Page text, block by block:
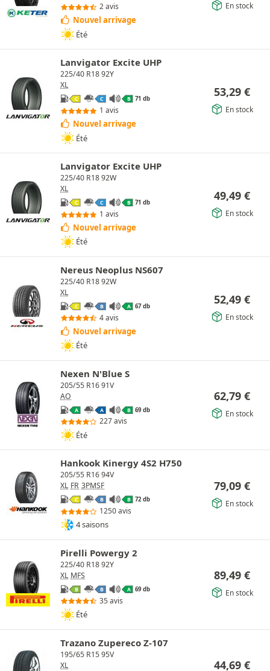
2 avis
Nouvel arrivage
Été
En stock
Lanvigator Excite UHP
225/40 R18 92Y
XL
C C B 71 db
1 avis
Nouvel arrivage
Été
53,29 €
En stock
Lanvigator Excite UHP
225/40 R18 92W
XL
C C B 71 db
1 avis
Nouvel arrivage
Été
49,49 €
En stock
Nereus Neoplus NS607
225/40 R18 92W
XL
C B A 67 db
4 avis
Nouvel arrivage
Été
52,49 €
En stock
Nexen N'Blue S
205/55 R16 91V
AO
A A B 69 db
227 avis
Été
62,79 €
En stock
Hankook Kinergy 4S2 H750
205/55 R16 94V
XL FR 3PMSF
C B B 72 db
1250 avis
4 saisons
79,09 €
En stock
Pirelli Powergy 2
225/40 R18 92Y
XL MFS
B B A 69 db
35 avis
Été
89,49 €
En stock
Trazano Zupereco Z-107
195/65 R15 95V
XL
44,69 €